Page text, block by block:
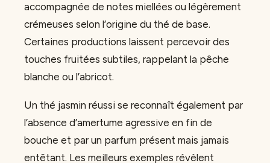
accompagnée de notes miellées ou légèrement
crémeuses selon l’origine du thé de base.
Certaines productions laissent percevoir des
touches fruitées subtiles, rappelant la pêche
blanche ou l’abricot.
Un thé jasmin réussi se reconnaît également par
l’absence d’amertume agressive en fin de
bouche et par un parfum présent mais jamais
entêtant. Les meilleurs exemples révèlent